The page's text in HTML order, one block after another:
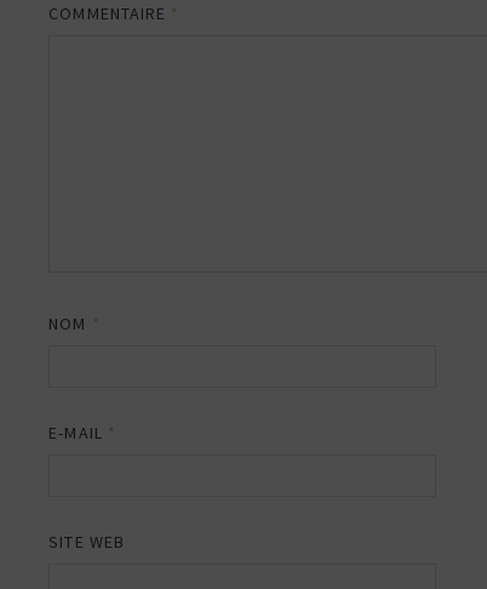
COMMENTAIRE *
NOM *
E-MAIL *
SITE WEB